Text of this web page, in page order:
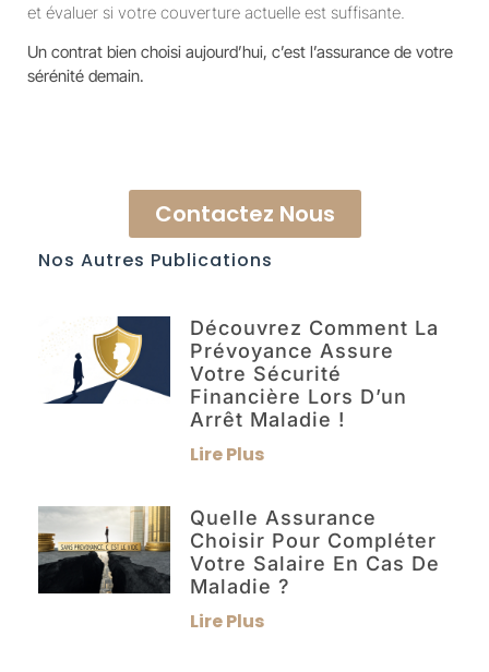
et évaluer si votre couverture actuelle est suffisante.
Un contrat bien choisi aujourd’hui, c’est l’assurance de votre
sérénité demain.
Contactez Nous
Nos Autres Publications
Découvrez Comment La
Prévoyance Assure
Votre Sécurité
Financière Lors D’un
Arrêt Maladie !
Lire Plus
Quelle Assurance
Choisir Pour Compléter
Votre Salaire En Cas De
Maladie ?
Lire Plus